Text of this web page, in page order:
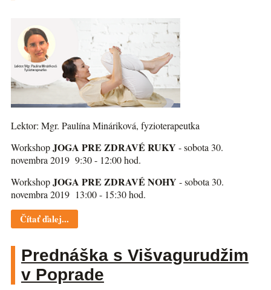
Lektor: Mgr. Paulína Mináriková, fyzioterapeutka
WorkshopJOGA PRE ZDRAVÉ RUKY - sobota 30.
novembra 2019 9:30 - 12:00 hod.
WorkshopJOGA PRE ZDRAVÉ NOHY - sobota 30.
novembra 2019 13:00 - 15:30 hod.
Čítať ďalej...
Prednáška s Višvagurudžim
v Poprade